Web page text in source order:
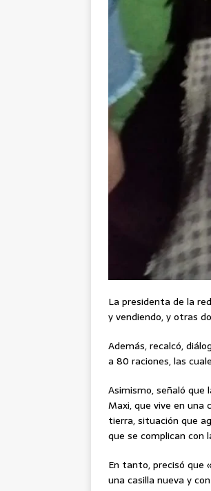
La presidenta de la
y vendiendo, y otras
Además, recalcó,
a 80 raciones, las
Asimismo, señaló que
Maxi, que vive en una
tierra, situación que
que se complican con
En tanto, precisó que
una casilla nueva y